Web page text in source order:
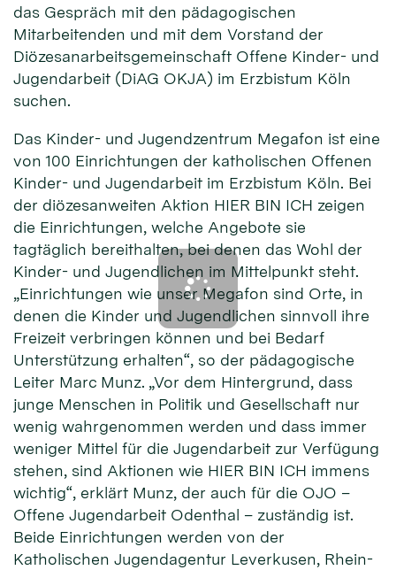
das Gespräch mit den pädagogischen
Mitarbeitenden und mit dem Vorstand der
Diözesanarbeitsgemeinschaft Offene Kinder- und
Jugendarbeit (DiAG OKJA) im Erzbistum Köln
suchen.
Das Kinder- und Jugendzentrum Megafon ist eine
von 100 Einrichtungen der katholischen Offenen
Kinder- und Jugendarbeit im Erzbistum Köln. Bei
der diözesanweiten Aktion HIER BIN ICH zeigen
die Einrichtungen, welche Angebote sie
tagtäglich bereithalten, bei denen das Wohl der
Kinder- und Jugendlichen im Mittelpunkt steht.
„Einrichtungen wie unser Megafon sind Orte, in
denen die Kinder und Jugendlichen sinnvoll ihre
Freizeit verbringen können und bei Bedarf
Unterstützung erhalten“, so der pädagogische
Leiter Marc Munz. „Vor dem Hintergrund, dass
junge Menschen in Politik und Gesellschaft nur
wenig wahrgenommen werden und dass immer
weniger Mittel für die Jugendarbeit zur Verfügung
stehen, sind Aktionen wie HIER BIN ICH immens
wichtig“, erklärt Munz, der auch für die OJO –
Offene Jugendarbeit Odenthal – zuständig ist.
Beide Einrichtungen werden von der
Katholischen Jugendagentur Leverkusen, Rhein-